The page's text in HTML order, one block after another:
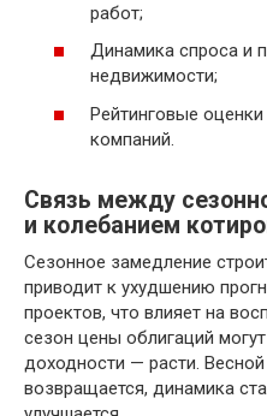
работ;
Динамика спроса и
недвижимости;
Рейтинговые
компаний.
Связь между
и колебанием
Сезонное замедление
приводит к ухудшению
проектов, что влияет на
сезон цены облигаций
доходности — расти.
возвращается, динамика